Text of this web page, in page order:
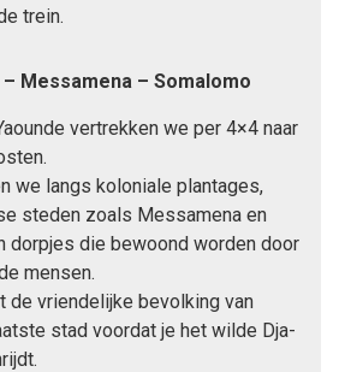
trein.
– Messamena – Somalomo
vertrekken we per 4×4 naar
we langs koloniale plantages,
steden zoals Messamena en
dorpjes die bewoond worden door
mensen.
de vriendelijke bevolking van
stad voordat je het wilde Dja-